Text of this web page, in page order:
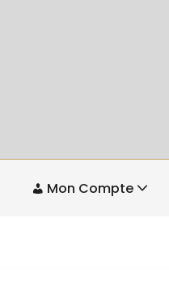
Mon Compte